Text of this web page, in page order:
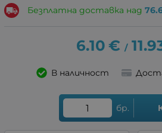
Безплатна доставка над
6.10 € /
В наличност
бр.